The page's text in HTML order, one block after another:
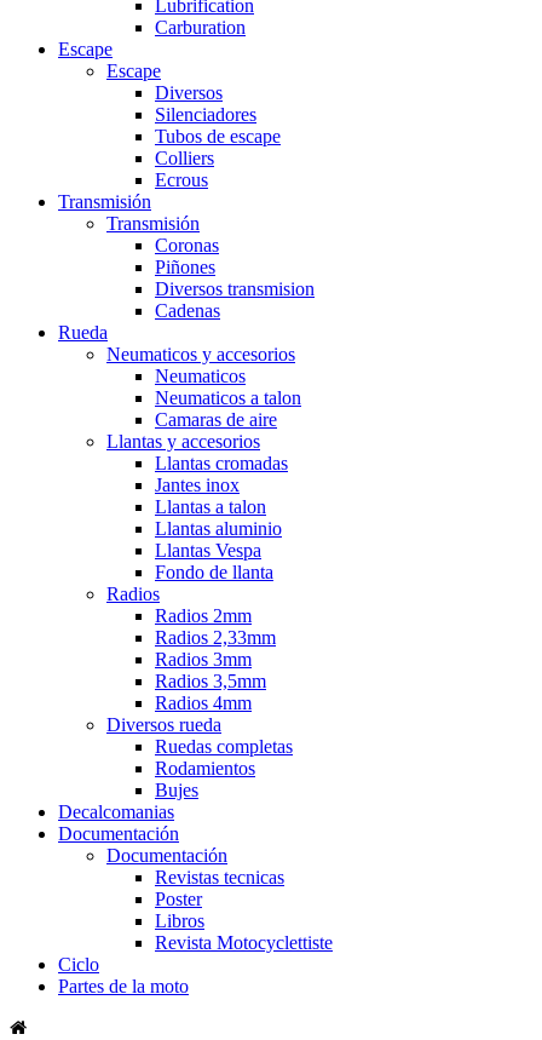
Lubrification
Carburation
Escape
Escape
Diversos
Silenciadores
Tubos de escape
Colliers
Ecrous
Transmisión
Transmisión
Coronas
Piñones
Diversos transmision
Cadenas
Rueda
Neumaticos y accesorios
Neumaticos
Neumaticos a talon
Camaras de aire
Llantas y accesorios
Llantas cromadas
Jantes inox
Llantas a talon
Llantas aluminio
Llantas Vespa
Fondo de llanta
Radios
Radios 2mm
Radios 2,33mm
Radios 3mm
Radios 3,5mm
Radios 4mm
Diversos rueda
Ruedas completas
Rodamientos
Bujes
Decalcomanias
Documentación
Documentación
Revistas tecnicas
Poster
Libros
Revista Motocyclettiste
Ciclo
Partes de la moto